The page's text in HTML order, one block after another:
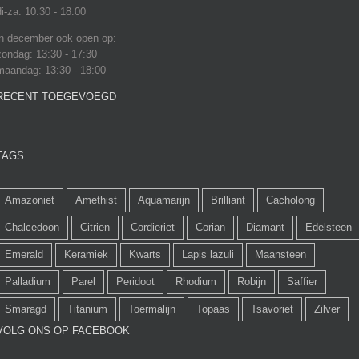
za: 10:30 - 18:00
december ook open op:
13:30 - 17:30
13:30 - 18:00
TOEGEVOEGD
Amazoniet Amethist Aquamarijn Brilliant Cacholong
Chalcedoon Citrien Cordieriet Corian Diamant Edelsteen
Emerald Keramiek Kwarts Lapis lazuli Maansteen
Palladium Parel Peridoot Rhodium Robijn Saffier
Smaragd Titanium Toermalijn Topaas Tsavoriet
Zilver
ONS OP FACEBOOK